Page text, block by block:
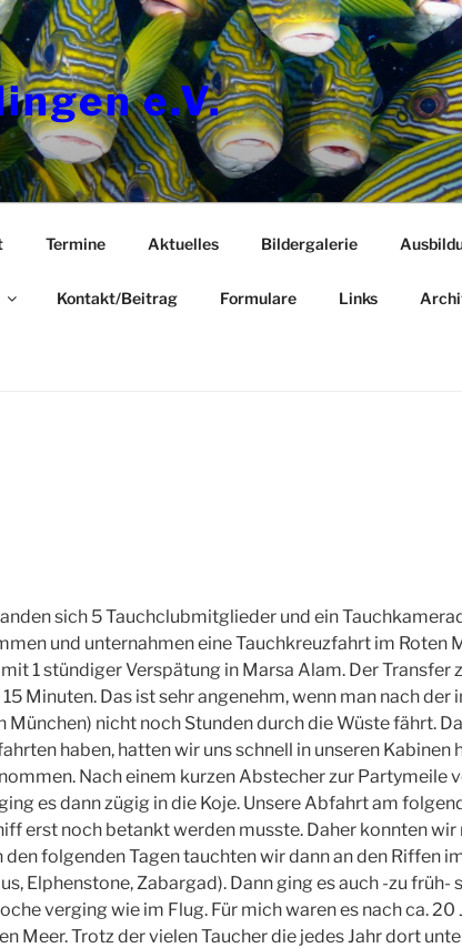
e.V.
Termine Aktuelles Bildergalerie
Kontakt/Beitrag Formulare Links
sich 5 Tauchclubmitglieder und ein
und unternahmen eine Tauchkreuzfahrt im Roten
1 stündiger Verspätung in Marsa Alam. Der Transfer
Minuten. Das ist sehr angenehm, wenn man nach
München) nicht noch Stunden durch die Wüste fährt.
haben, hatten wir uns schnell in unseren Kabinen
Nach einem kurzen Abstecher zur Partymeile
es dann zügig in die Koje. Unsere Abfahrt am
erst noch betankt werden musste. Daher konnten wir
den folgenden Tagen tauchten wir dann an den Riffen
Elphenstone, Zabargad). Dann ging es auch -zu früh-
verging wie im Flug. Für mich waren es nach ca. 20
Meer. Trotz der vielen Taucher die jedes Jahr dort